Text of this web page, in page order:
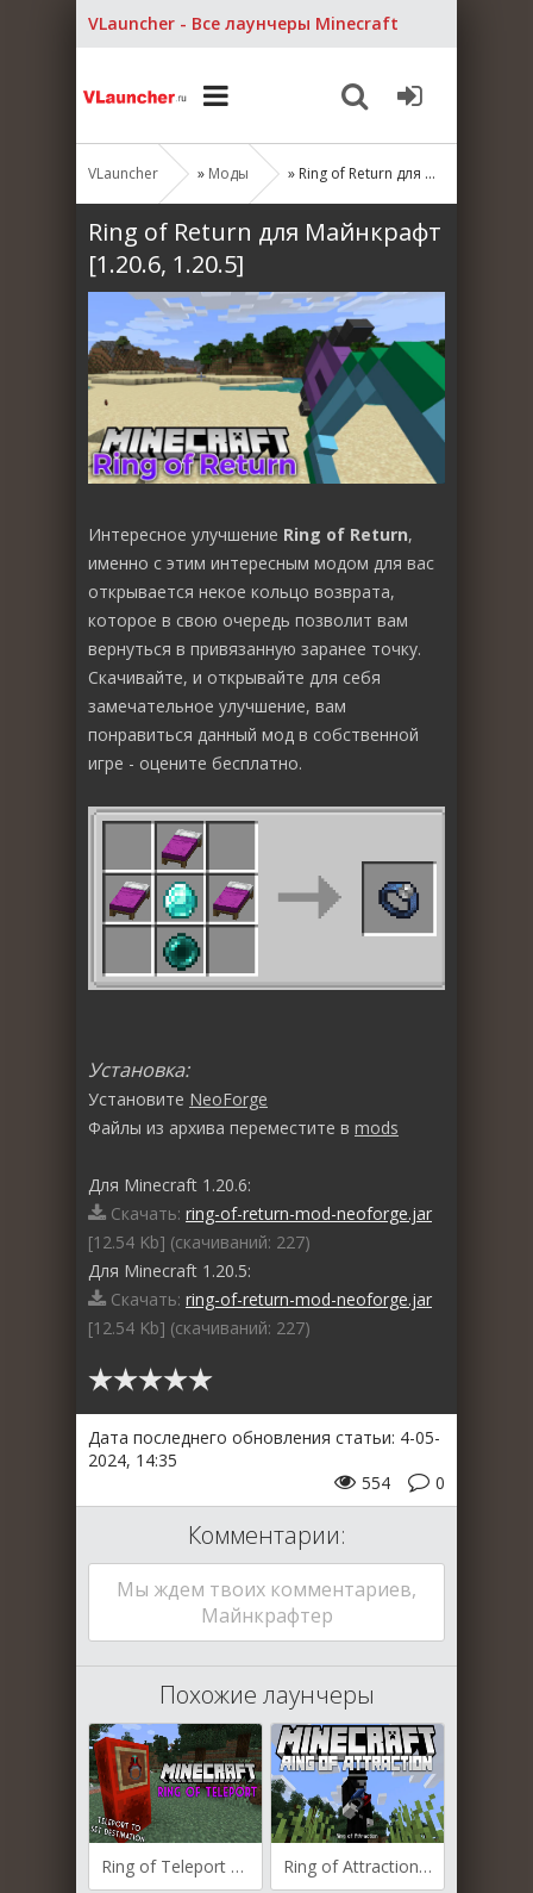
VLauncher - Все лаунчеры Minecraft
VLauncher » Моды » Ring of Return для Майнкрафт [1.20.6, 1.20.5]
Ring of Return для Майнкрафт
[1.20.6, 1.20.5]
Интересное улучшение Ring of Return,
именно с этим интересным модом для вас
открывается некое кольцо возврата,
которое в свою очередь позволит вам
вернуться в привязанную заранее точку.
Скачивайте, и открывайте для себя
замечательное улучшение, вам
понравиться данный мод в собственной
игре - оцените бесплатно.
Установка:
Установите NeoForge
Файлы из архива переместите в mods
Для Minecraft 1.20.6:
Скачать: ring-of-return-mod-neoforge.jar
[12.54 Kb] (cкачиваний: 227)
Для Minecraft 1.20.5:
Скачать: ring-of-return-mod-neoforge.jar
[12.54 Kb] (cкачиваний: 227)
Дата последнего обновления статьи: 4-05-
2024, 14:35
0
554
Комментарии:
Мы ждем твоих комментариев,
Майнкрафтер
Похожие лаунчеры
Ring of Teleport для Майнкрафт [1.20.4, 1.20.1, 1.19.3] Ring of Attraction для Майнкрафт [1.20.4, 1.20.1, 1.19.3]